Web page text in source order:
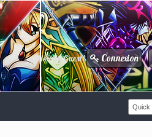
Howdy Guest! Connexion /